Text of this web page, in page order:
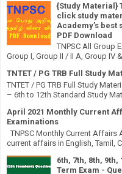
{Study Material}
click study
Academy’s
PDF Download
TNPSC All Group
Group I, Group II / II A, Group IV
TNTET / PG TRB Full Study
TNTET / PG TRB Full Study
– 6th to 12th Standard Study
April 2021 Monthly Current
Examinations
TNPSC Monthly Current
current affairs in English, Tamil,
6th, 7th, 8th, 9th,
Term Exam -